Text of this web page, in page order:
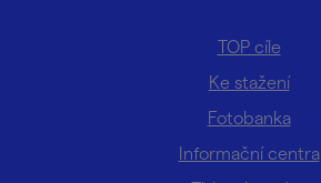
TOP cíle
Ke stažení
Fotobanka
Informační centra